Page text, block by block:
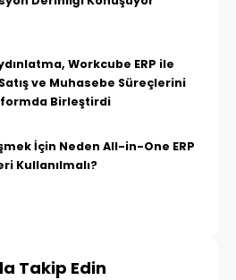
Workcube ERP ile
ve Muhasebe Süreçlerini
Birleştirdi
İçin Neden All-in-One ERP
Kullanılmalı?
Takip Edin